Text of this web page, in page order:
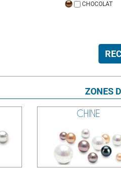
CHOCOLAT
ZONES
CHINE